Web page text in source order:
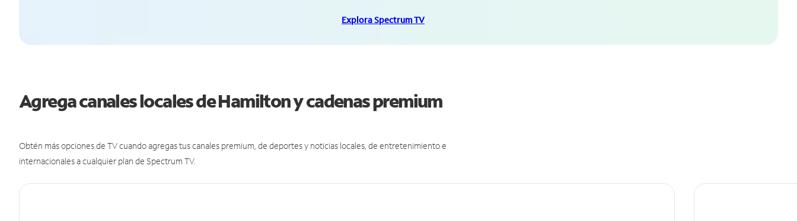
Explora Spectrum TV
Agrega canales locales de Hamilton y cadenas premium
Obtén más opciones de TV cuando agregas tus canales premium, de deportes y noticias locales, de entretenimiento e
internacionales a cualquier plan de Spectrum TV.